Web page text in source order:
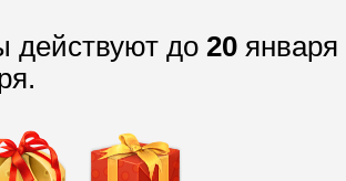
действуют до 20 января